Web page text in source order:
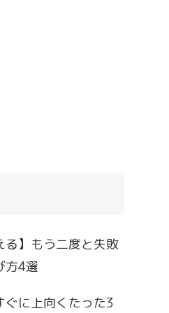
る】もう二度と失敗
方4選
ぐに上向くたった3